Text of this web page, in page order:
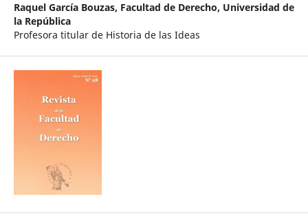
Raquel García Bouzas, Facultad de Derecho, Universidad de
la República
Profesora titular de Historia de las Ideas